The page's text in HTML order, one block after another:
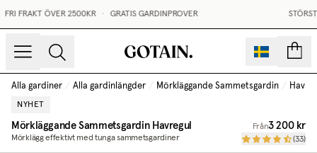
FRI FRAKT ÖVER 2500KR GRATIS GARDINPROVER
Alla gardiner / Alla gardinlängder / Mörkläggande Sammetsgardin /
NYHET
Mörkläggande SammetsgardinHavregul
Mörklägg effektivt med tunga sammetsgardiner
Från3 200 kr
(33)